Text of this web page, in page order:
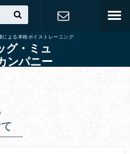
よる本格ボイストレーニング
出張演奏の